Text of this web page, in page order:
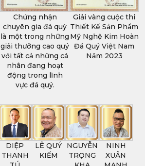
Chứng nhận
chuyên gia đá quý
là một trong những
giải thưởng cao quý
với tất cả những cá
nhân đang hoạt
động trong lĩnh
vực đá quý.
Giải vàng cuộc thi
Thiết Kế Sản Phẩm
Mỹ Nghệ Kim Hoàn
Đá Quý Việt Nam
Năm 2023
DIỆP
THANH
LÊ QUÝ
KIẾM
NGUYỄN
TRỌNG
NINH
XUÂN